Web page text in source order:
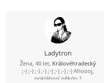
Ladytron
Žena, 40 let, Královéhradecký
;-) ;-) ;-) ;-) ;-) ;-) ;-) ;-) Ahoooj,
poklábosí někdo ?